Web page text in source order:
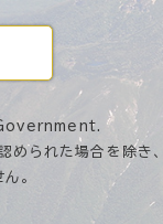
められた場合を除き、
。